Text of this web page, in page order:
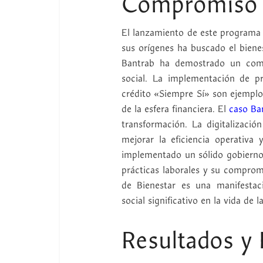
El lanzamiento de este
sus orígenes ha buscado el
Bantrab ha demostrado un
social. La implementación de
crédito «Siempre Sí» son
de la esfera financiera. El caso
transformación. La
mejorar la eficiencia operativa
implementado un sólido
prácticas laborales y su
de Bienestar es una
social significativo en la vida de
Resultados